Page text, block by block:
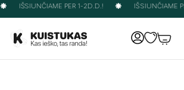
IŠSIUNČIAME PER 1-2D.D.! IŠSIUNČIAME